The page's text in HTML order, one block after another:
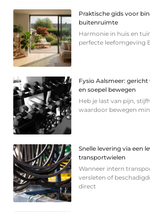
Praktische gids voor
buitenruimte
Harmonie in huis en
perfecte leefomgeving
Fysio Aalsmeer:
en soepel bewegen
Heb je last van pijn,
waardoor bewegen
Snelle levering via een
transportwielen
Wanneer intern
versleten of
direct